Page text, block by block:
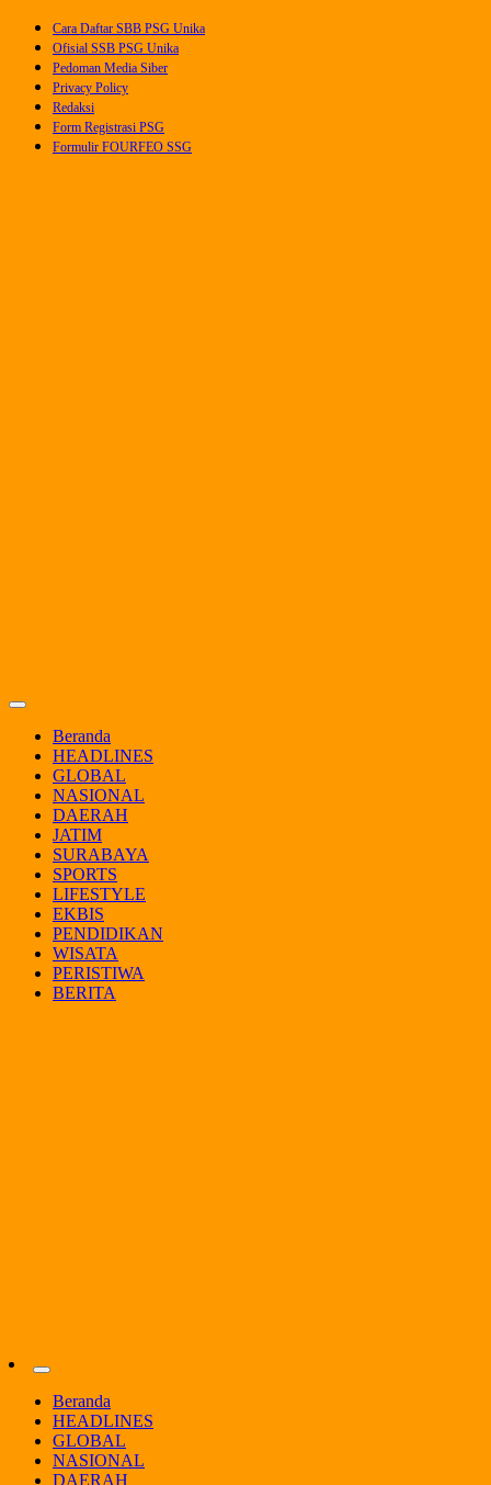
Skip
content
Cara Daftar SBB PSG Unika
Ofisial SSB PSG Unika
Pedoman Media Siber
Privacy Policy
Redaksi
Form Registrasi PSG
Formulir FOURFEO SSG
Beranda
HEADLINES
GLOBAL
NASIONAL
DAERAH
JATIM
SURABAYA
SPORTS
LIFESTYLE
EKBIS
PENDIDIKAN
WISATA
PERISTIWA
BERITA
PSGnews
Beranda
HEADLINES
GLOBAL
NASIONAL
DAERAH